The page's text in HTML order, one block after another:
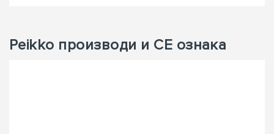
Peikko производи и CE oзнакa